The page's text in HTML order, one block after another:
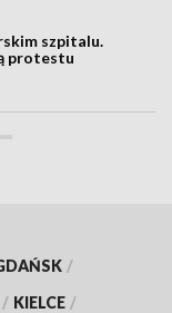
szpitalu.
protestu
/
/ KIELCE /